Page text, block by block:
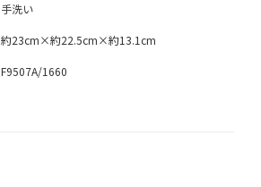
手洗い
約23cm×約22.5cm×約13.1cm
F9507A/1660